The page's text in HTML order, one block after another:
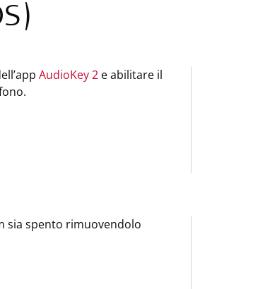
AudioKey 2 e abilitare il
sia spento rimuovendolo